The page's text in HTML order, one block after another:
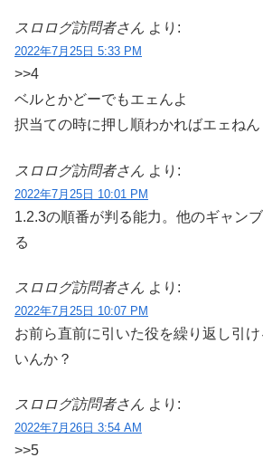
スロログ訪問者さん より:
2022年7月25日 5:33 PM
>>4
ベルとかどーでもエェんよ
択当ての時に押し順わかればエェねん
スロログ訪問者さん より:
2022年7月25日 10:01 PM
1.2.3の順番が判る能力。他のギャン
る
スロログ訪問者さん より:
2022年7月25日 10:07 PM
お前ら直前に引いた役を繰り返し引
いんか？
スロログ訪問者さん より:
2022年7月26日 3:54 AM
>>5